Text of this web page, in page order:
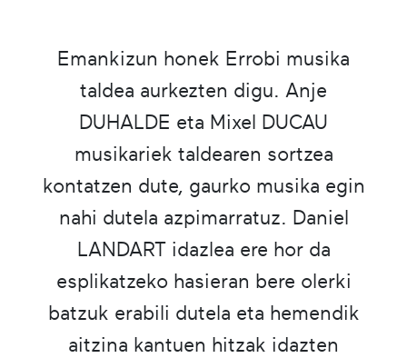
Emankizun honek Errobi musika
taldea aurkezten digu. Anje
DUHALDE eta Mixel DUCAU
musikariek taldearen sortzea
kontatzen dute, gaurko musika egin
nahi dutela azpimarratuz. Daniel
LANDART idazlea ere hor da
esplikatzeko hasieran bere olerki
batzuk erabili dutela eta hemendik
aitzina kantuen hitzak idazten